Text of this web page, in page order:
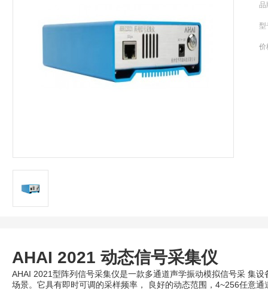
品
型
价
AHAI 2021 动态信号采集仪
AHAI 2021型阵列信号采集仪是一款多通道声学振动模拟信号采 集
场景。它具有即时可调的采样频率， 良好的动态范围，4~256任意通